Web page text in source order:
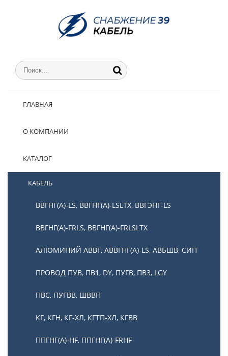
ГЛАВНАЯ
О КОМПАНИИ
КАТАЛОГ
КАБЕЛЬ
ВВГНГ(А)-LS, ВВГНГ(А)-LSLTX, ВВГЭНГ-LS
ВВГНГ(А)-FRLS, ВВГНГ(А)-FRLSLTX
АЛЮМИНИЙ АВВГ, АВВГНГ(А)-LS, АВБШВ, СИП
ПРОВОД ПУВ, ПВ1, DY, ПУГВ, ПВ3, LGY
ПВС, ПУГВВ, ШВВП
КГ, КГН, КГ-ХЛ, КГТП-ХЛ, КГВВ
ППГНГ(А)-HF, ППГНГ(А)-FRHF